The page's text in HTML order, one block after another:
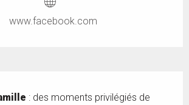
www.facebook.com
: des moments privilégiés de